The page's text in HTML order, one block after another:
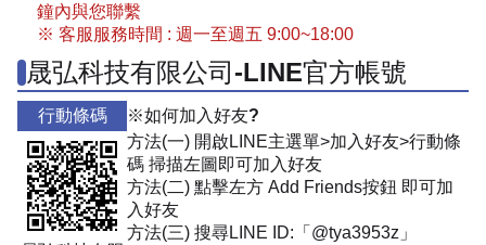
鐘內與您聯繫
※ 客服服務時間 : 週一至週五 9:00~18:00
晟弘科技有限公司-LINE官方帳號
行動條碼
※如何加入好友?
方法(一) 開啟LINE主選單>加入好友>行動條
碼 掃描左圖即可加入好友
方法(二) 點擊左方 Add Friends按鈕 即可加
入好友
方法(三) 搜尋LINE ID:「@tya3953z」